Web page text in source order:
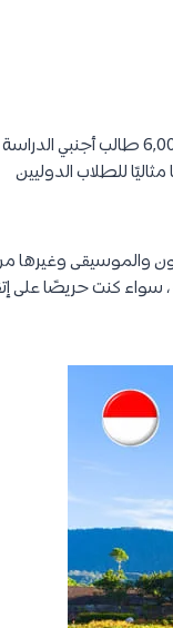
إندونيسيا مجتمع متنوع مع مئات من المجموعات والثقافات واللغات العرقية المتميزة، اختار حوالي 6,000
للطلاب الدوليين
والموسيقى وغيرها
سواء كنت حريصًا على